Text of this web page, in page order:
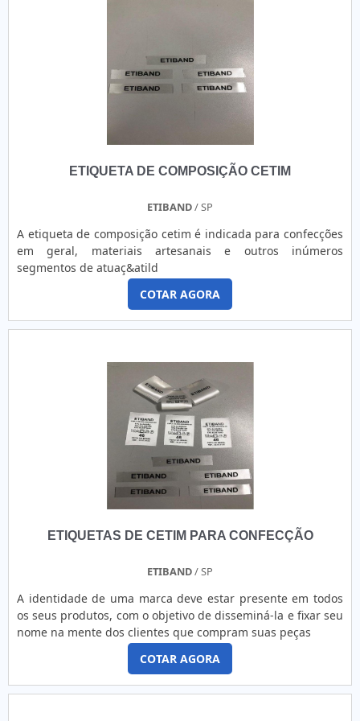
ETIQUETA DE COMPOSIÇÃO CETIM
ETIBAND/ SP
A etiqueta de composição cetim é indicada para confecções
em geral, materiais artesanais e outros inúmeros
segmentos de atuaç&atild
COTAR AGORA
ETIQUETAS DE CETIM PARA CONFECÇÃO
ETIBAND/ SP
A identidade de uma marca deve estar presente em todos
os seus produtos, com o objetivo de disseminá-la e fixar seu
nome na mente dos clientes que compram suas peças
COTAR AGORA